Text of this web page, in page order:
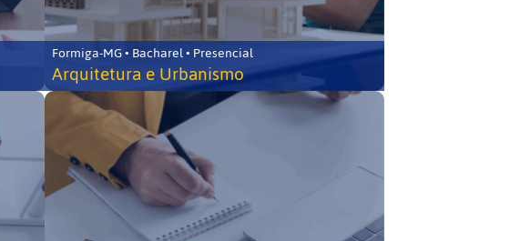
Formiga-MG • Bacharel • Presencial
Arquitetura e Urbanismo